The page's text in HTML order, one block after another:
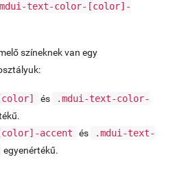
text-color- [color] -
színeknek van egy
és
.mdui-text-color-
-accent és
.mdui-text-
egyenértékű.